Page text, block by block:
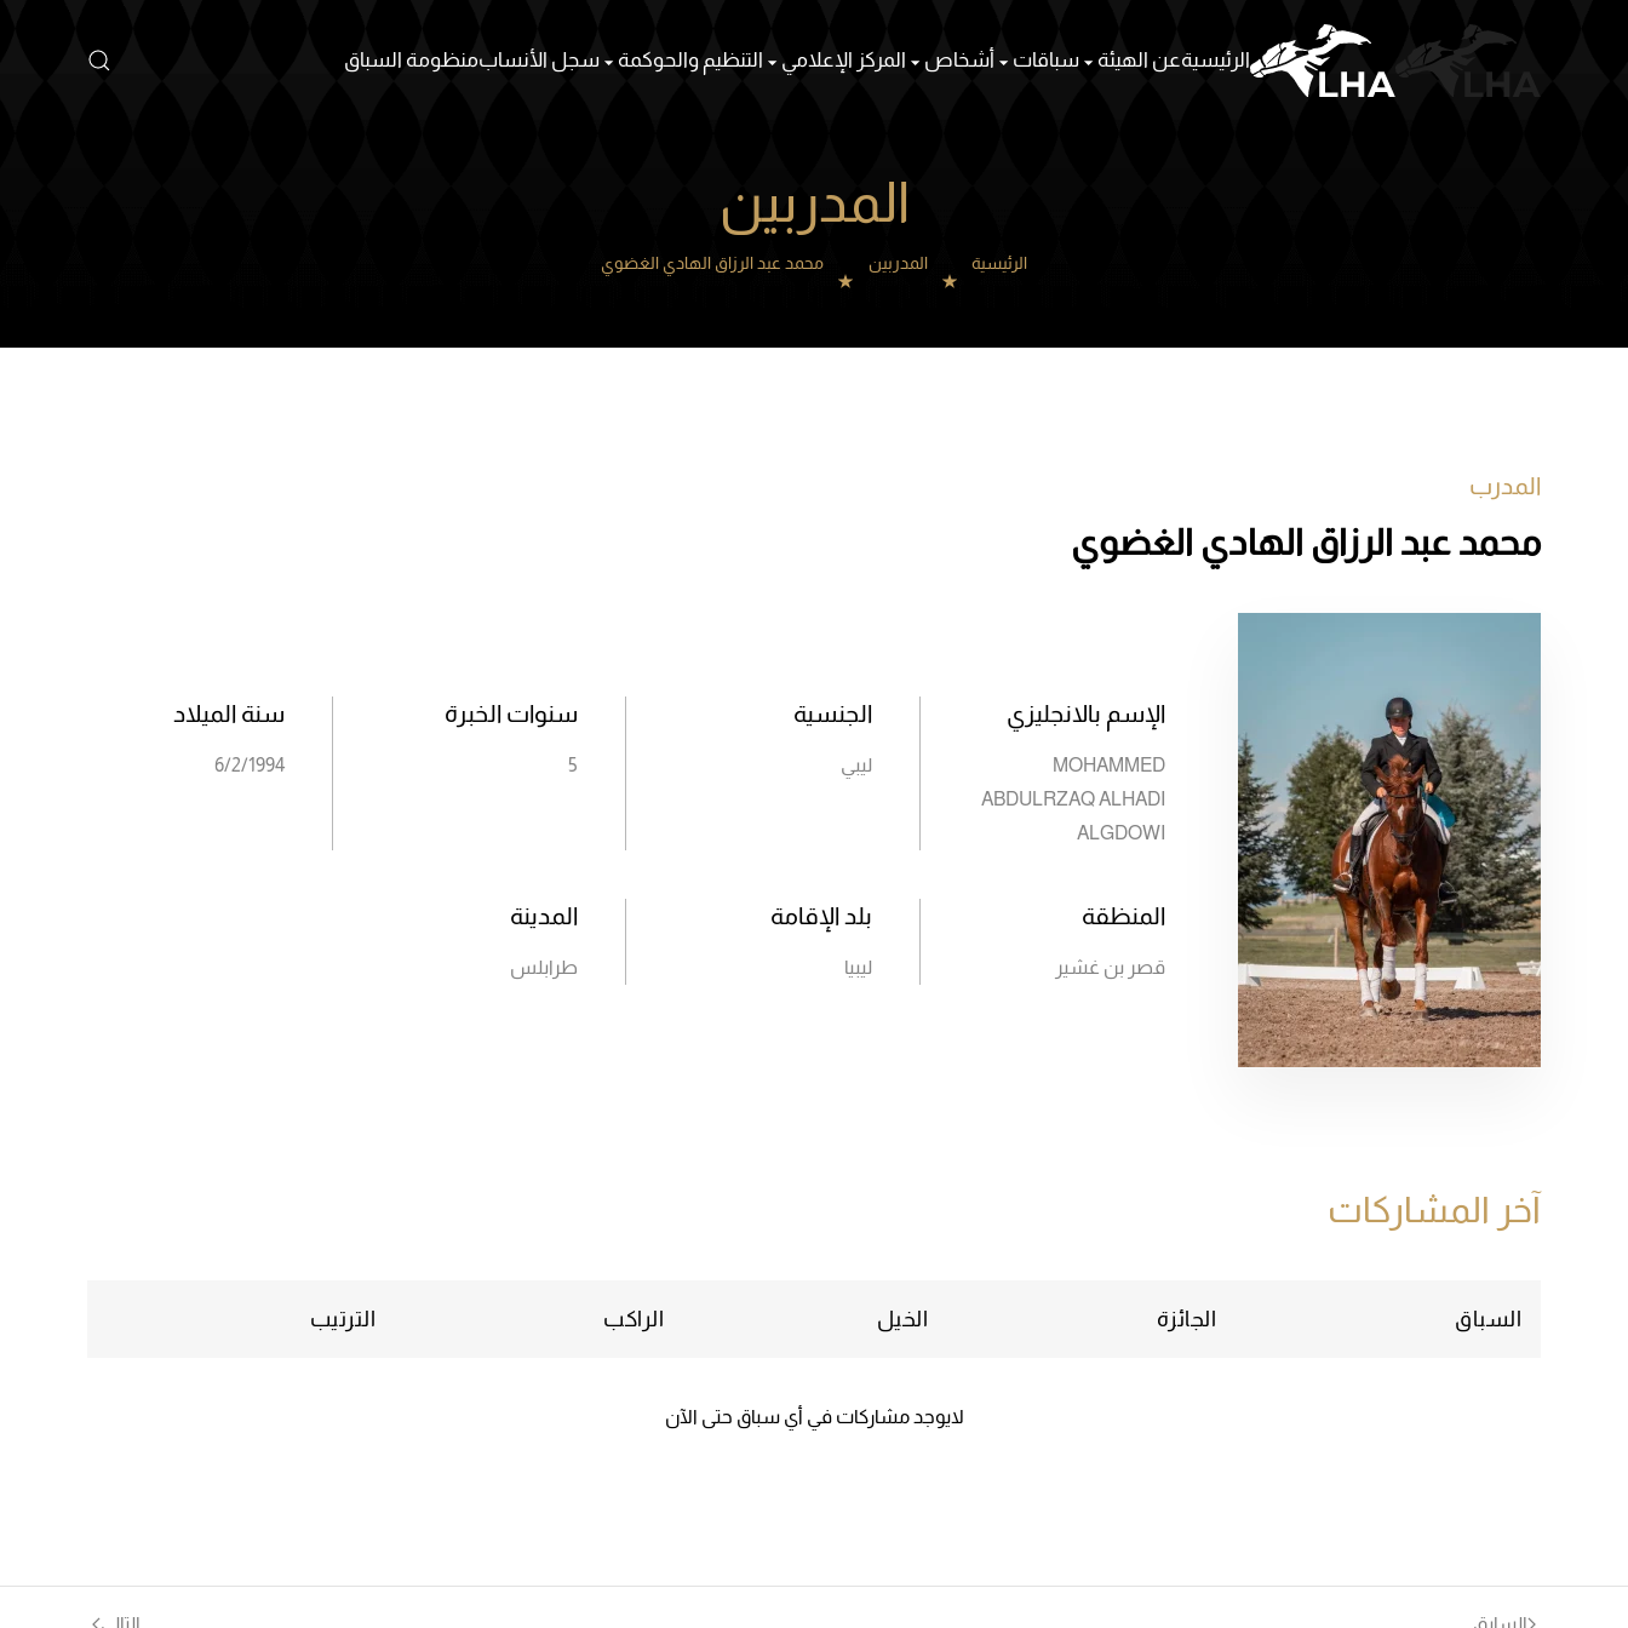
Skip to main content الرئيسيةعن الهيئة سباقات أشخاص المركز الإعلامي التنظيم والحوكمة سجل الأنسابمنظومة السباق
المدربين
الرئيسية المدربين محمد عبد الرزاق الهادي الغضوي
المدرب
محمد عبد الرزاق الهادي الغضوي
الإسم بالانجليزي
MOHAMMED
ABDULRZAQ ALHADI
ALGDOWI
الجنسية
ليبي
سنوات الخبرة
5
سنة الميلاد
6/2/1994
المنظقة
قصر بن غشير
بلد الإقامة
ليبيا
المدينة
طرابلس
آخر المشاركات
السباق الجائزة الخيل الراكب الترتيب
لايوجد مشاركات في أي سباق حتى الآن
السابق التالي